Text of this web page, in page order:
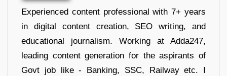
Experienced content professional with 7+ years
in digital content creation, SEO writing, and
educational journalism. Working at Adda247,
leading content generation for the aspirants of
Govt job like - Banking, SSC, Railway etc. I